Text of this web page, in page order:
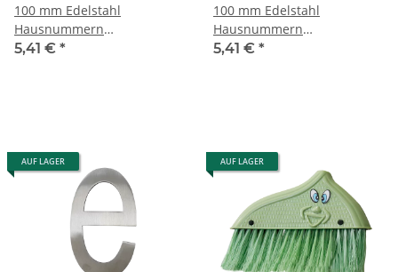
100 mm Edelstahl
Hausnummern
Edelstahlzahlen
5,41 € *
100 mm Edelstahl
Hausnummern
Edelstahlzahlen
5,41 € *
AUF LAGER AUF LAGER